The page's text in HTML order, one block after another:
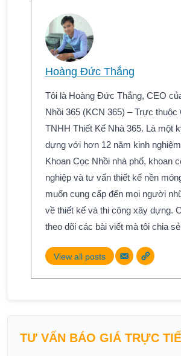
Hoàng Đức Thắng
Tôi là Hoàng Đức Thắng, CEO
Nhồi 365 (KCN 365) – Trực thuộc
TNHH Thiết Kế Nhà 365. Là một
dựng với hơn 12 năm kinh
Khoan Cọc Nhồi nhà phố, khoan
nghiệp và tư vấn thiết kế nền
muốn cung cấp đến mọi người
về thiết kế và thi công xây dựng.
theo dõi các bài viết mà tôi chia
View all posts
TƯ VẤN BÁO GIÁ TRỰC